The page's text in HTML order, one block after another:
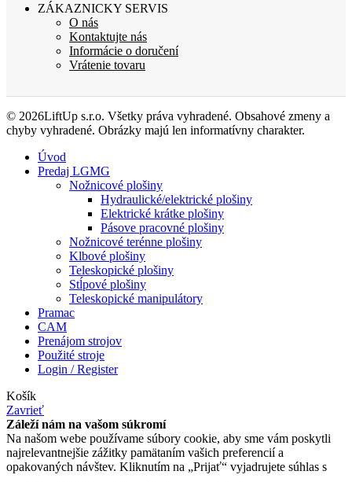
ZÁKAZNICKY SERVIS
O nás
Kontaktujte nás
Informácie o doručení
Vrátenie tovaru
© 2026LiftUp s.r.o. Všetky práva vyhradené. Obsahové zmeny a
chyby vyhradené. Obrázky majú len informatívny charakter.
Úvod
Predaj LGMG
Nožnicové plošiny
Hydraulické/elektrické plošiny
Elektrické krátke plošiny
Pásove pracovné plošiny
Nožnicové terénne plošiny
Klbové plošiny
Teleskopické plošiny
Stĺpové plošiny
Teleskopické manipulátory
Pramac
CAM
Prenájom strojov
Použité stroje
Login / Register
Košík
Zavrieť
Záleží nám na vašom súkromí
Na našom webe používame súbory cookie, aby sme vám poskytli
najrelevantnejšie zážitky pamätaním vašich preferencií a
opakovaných návštev. Kliknutím na „Prijať“ vyjadrujete súhlas s